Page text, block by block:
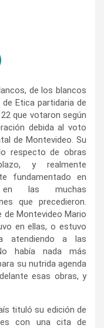
de los blancos
Etica partidaria de
que votaron según
debida al voto
de Montevideo. Su
respecto de obras
y realmente
fundamentado en
las muchas
que precedieron.
de Montevideo Mario
en ellas, o estuvo
atendiendo a las
había nada más
su nutrida agenda
esas obras, y
tituló su edición de
con una cita de